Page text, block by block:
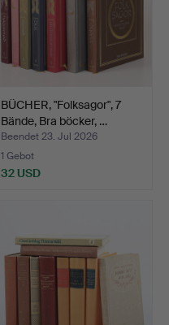
BÜCHER, "Folksagor", 7
Bände, Bra böcker, …
Beendet 23. Jul 2026
1 Gebot
32 USD